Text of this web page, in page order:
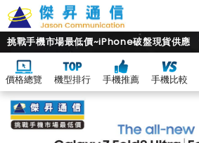
挑戰手機市場最低價~iPhone破盤現貨供應
價格總覽 機型排行 手機推薦 手機比較